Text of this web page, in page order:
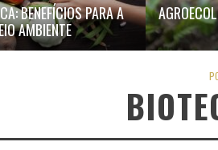
BENEFÍCIOS PARA A
AMBIENTE